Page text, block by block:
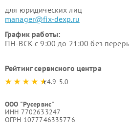
для юридических лиц
manager@fix-dexp.ru
График работы:
ПН-ВСК с 9:00 до 21:00 без
Рейтинг сервисного центра
4.9-5.0
ООО "Русервис"
ИНН 7702633247
ОГРН 1077746335776